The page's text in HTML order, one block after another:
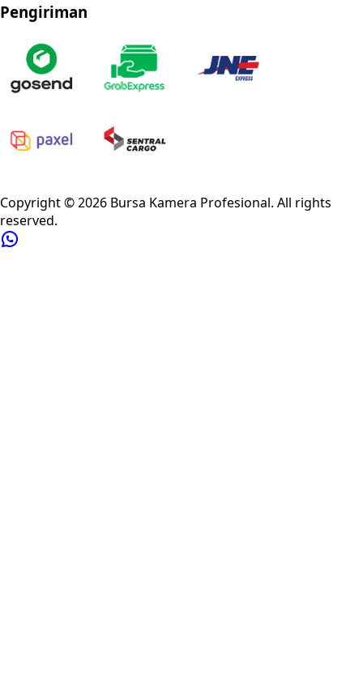
Pengiriman
Copyright ©2026 Bursa Kamera Profesional. All rights
reserved.